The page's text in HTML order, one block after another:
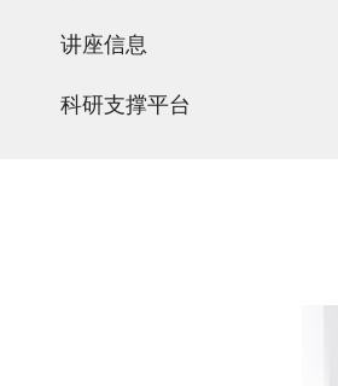
讲座信息
科研支撑平台